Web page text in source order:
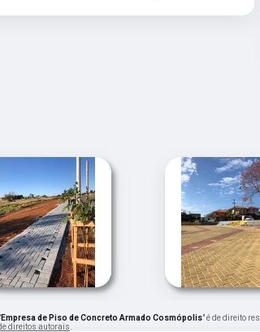
Empresa de Piso de Concreto Armado Cosmópolis" é de direito
direitos autorais